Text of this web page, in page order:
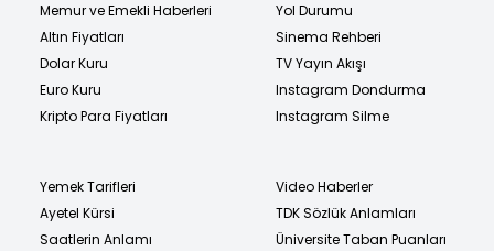
Memur ve Emekli Haberleri
Altın Fiyatları
Dolar Kuru
Euro Kuru
Kripto Para Fiyatları
Yol Durumu
Sinema Rehberi
TV Yayın Akışı
Instagram Dondurma
Instagram Silme
Yemek Tarifleri
Ayetel Kürsi
Saatlerin Anlamı
Video Haberler
TDK Sözlük Anlamları
Üniversite Taban Puanları